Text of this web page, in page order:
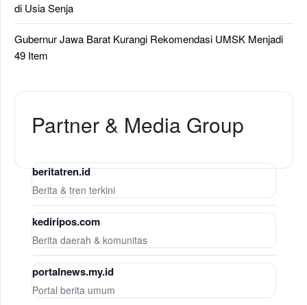
di Usia Senja
Gubernur Jawa Barat Kurangi Rekomendasi UMSK Menjadi
49 Item
Partner & Media Group
beritatren.id
Berita & tren terkini
kediripos.com
Berita daerah & komunitas
portalnews.my.id
Portal berita umum